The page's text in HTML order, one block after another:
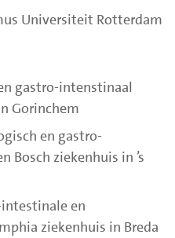
Universiteit Rotterdam
gastro-intenstinaal
Gorinchem
en gastro-
Bosch ziekenhuis in ’s
en
ziekenhuis in Breda